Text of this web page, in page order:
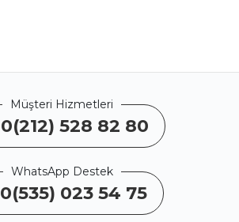
Müşteri Hizmetleri
0(212) 528 82 80
WhatsApp Destek
0(535) 023 54 75